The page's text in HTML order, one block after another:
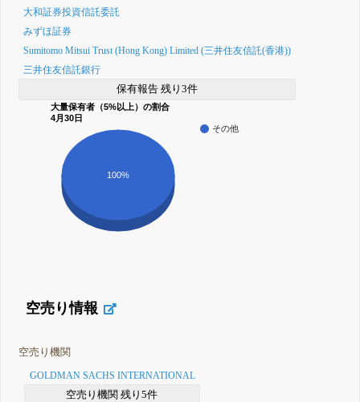
大和証券投資信託委託
みずほ証券
Sumitomo Mitsui Trust (Hong Kong) Limited (三井住友信託(香港))
三井住友信託銀行
保有報告 残り3件
大量保有者（5%以上）の割合
4月30日
その他
100%
空売り情報
空売り機関
GOLDMAN SACHS INTERNATIONAL
空売り機関 残り5件